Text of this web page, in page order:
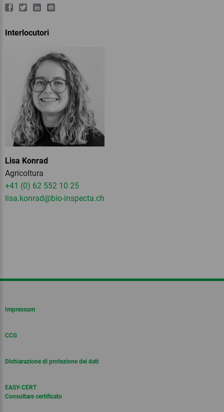
Interlocutori
Lisa Konrad
Agricoltura
+41 (0) 62 552 10 25
lisa.konrad@bio-inspecta.ch
Impressum
CCG
Dichiarazione di protezione dei dati
EASY-CERT
Consultare certificato